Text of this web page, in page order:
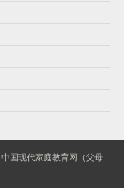
中国现代家庭教育网（父母